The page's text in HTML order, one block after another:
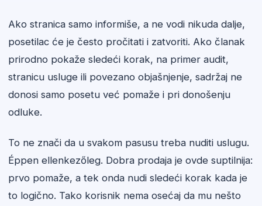
Ako stranica samo informiše, a ne vodi nikuda dalje,
posetilac će je često pročitati i zatvoriti. Ako članak
prirodno pokaže sledeći korak, na primer audit,
stranicu usluge ili povezano objašnjenje, sadržaj ne
donosi samo posetu već pomaže i pri donošenju
odluke.
To ne znači da u svakom pasusu treba nuditi uslugu.
Éppen ellenkezőleg. Dobra prodaja je ovde suptilnija:
prvo pomaže, a tek onda nudi sledeći korak kada je
to logično. Tako korisnik nema osećaj da mu nešto